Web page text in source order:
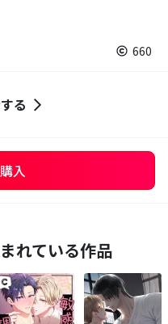
660
る
入
れている作品